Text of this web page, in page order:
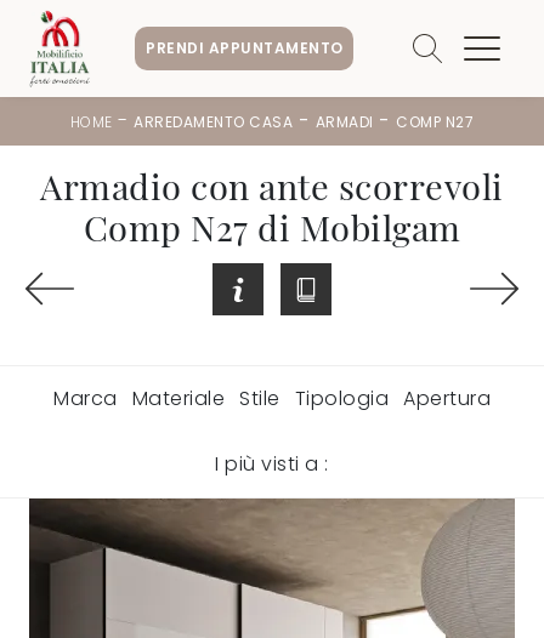
PRENDI APPUNTAMENTO
HOME -ARREDAMENTO CASA - ARMADI - COMP N27
Armadio con ante scorrevoli
Comp N27 di Mobilgam
Marca Materiale Stile Tipologia Apertura
I più visti a :